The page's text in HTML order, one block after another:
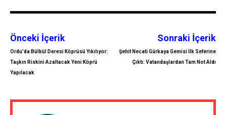
Önceki İçerik
Ordu’da Bülbül Deresi Köprüsü Yıkılıyor:
Taşkın Riskini Azaltacak Yeni Köprü
Yapılacak
Sonraki İçerik
Şehit Necati Gürkaya Gemisi İlk Seferine
Çıktı: Vatandaşlardan Tam Not Aldı